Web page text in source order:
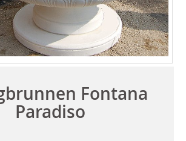
Fontana
Paradiso